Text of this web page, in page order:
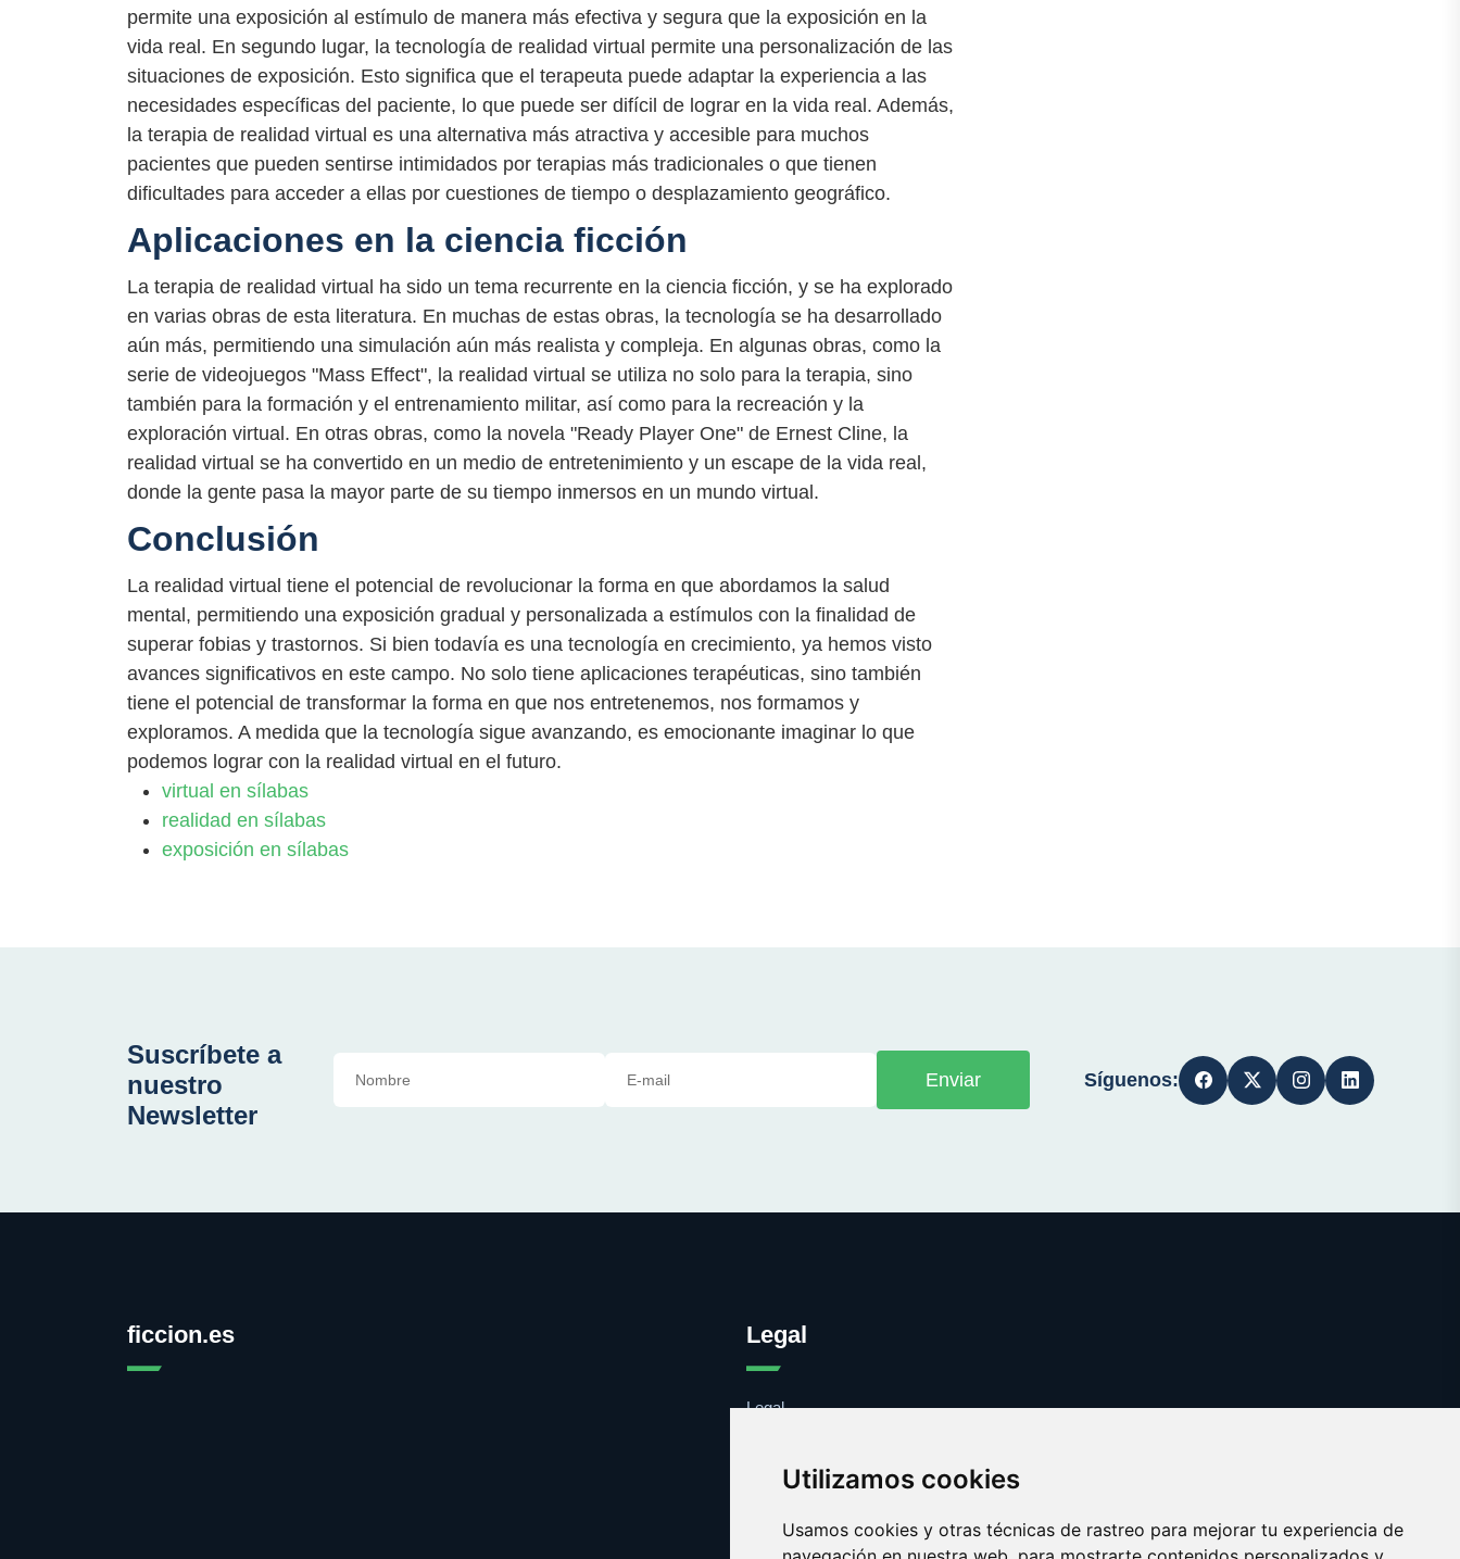
Utilizamos cookies
Usamos cookies y otras técnicas de rastreo para mejorar tu experiencia de
permite una exposición al estímulo de manera más efectiva y segura que la exposición en la
vida real. En segundo lugar, la tecnología de realidad virtual permite una personalización de las
situaciones de exposición. Esto significa que el terapeuta puede adaptar la experiencia a las
necesidades específicas del paciente, lo que puede ser difícil de lograr en la vida real. Además,
la terapia de realidad virtual es una alternativa más atractiva y accesible para muchos
pacientes que pueden sentirse intimidados por terapias más tradicionales o que tienen
dificultades para acceder a ellas por cuestiones de tiempo o desplazamiento geográfico.
Aplicaciones en la ciencia ficción
La terapia de realidad virtual ha sido un tema recurrente en la ciencia ficción, y se ha explorado
en varias obras de esta literatura. En muchas de estas obras, la tecnología se ha desarrollado
aún más, permitiendo una simulación aún más realista y compleja. En algunas obras, como la
serie de videojuegos "Mass Effect", la realidad virtual se utiliza no solo para la terapia, sino
también para la formación y el entrenamiento militar, así como para la recreación y la
exploración virtual. En otras obras, como la novela "Ready Player One" de Ernest Cline, la
realidad virtual se ha convertido en un medio de entretenimiento y un escape de la vida real,
donde la gente pasa la mayor parte de su tiempo inmersos en un mundo virtual.
Conclusión
La realidad virtual tiene el potencial de revolucionar la forma en que abordamos la salud
mental, permitiendo una exposición gradual y personalizada a estímulos con la finalidad de
superar fobias y trastornos. Si bien todavía es una tecnología en crecimiento, ya hemos visto
avances significativos en este campo. No solo tiene aplicaciones terapéuticas, sino también
tiene el potencial de transformar la forma en que nos entretenemos, nos formamos y
exploramos. A medida que la tecnología sigue avanzando, es emocionante imaginar lo que
podemos lograr con la realidad virtual en el futuro.
virtual en sílabas
realidad en sílabas
exposición en sílabas
Suscríbete a
nuestro
Newsletter
Enviar Síguenos:
ficcion.es Legal
Legal
Contacto